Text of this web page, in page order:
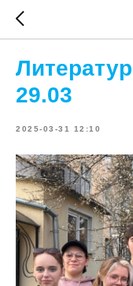
29.03
2025-03-31 12:10